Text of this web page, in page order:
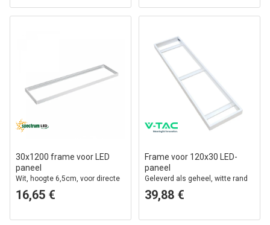
30x1200 frame voor LED
paneel
Wit, hoogte 6,5cm, voor directe
plafondmontage
16,65 €
Frame voor 120x30 LED-
paneel
Geleverd als geheel, witte rand
39,88 €